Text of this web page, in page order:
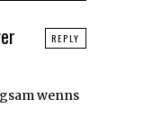
wenns
REPLY